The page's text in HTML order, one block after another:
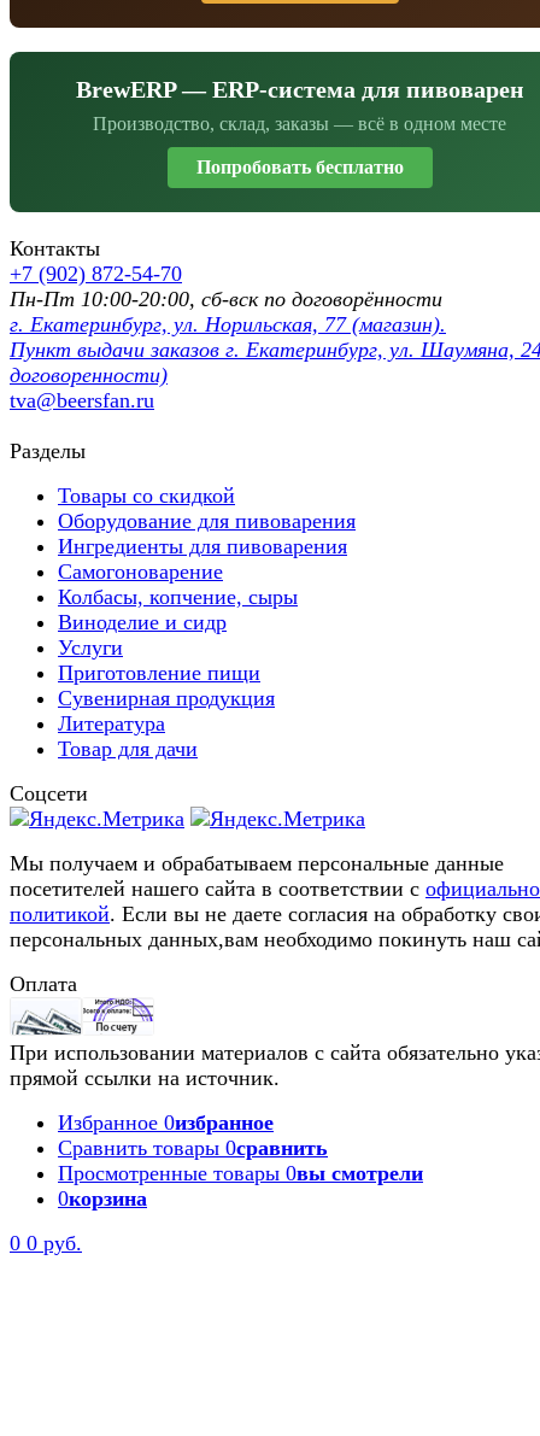
BrewERP — ERP-система для пивоварен
Производство, склад, заказы — всё в одном месте
Попробовать бесплатно
Контакты
+7 (902) 872-54-70
Пн-Пт 10:00-20:00, сб-вск по договорённости
г. Екатеринбург, ул. Норильская, 77 (магазин).
Пункт выдачи заказов г. Екатеринбург, ул. Шаумяна,
договоренности)
tva@beersfan.ru
Разделы
Товары со скидкой
Оборудование для пивоварения
Ингредиенты для пивоварения
Самогоноварение
Колбасы, копчение, сыры
Виноделие и сидр
Услуги
Приготовление пищи
Сувенирная продукция
Литература
Товар для дачи
Соцсети
Мы получаем и обрабатываем персональные данные
посетителей нашего сайта в соответствии с
политикой. Если вы не даете согласия на обработку
персональных данных,вам необходимо покинуть наш
Оплата
При использовании материалов с сайта обязательно
прямой ссылки на источник.
Избранное 0избранное
Сравнить товары 0сравнить
Просмотренные товары 0вы смотрели
0корзина
0 0 руб.